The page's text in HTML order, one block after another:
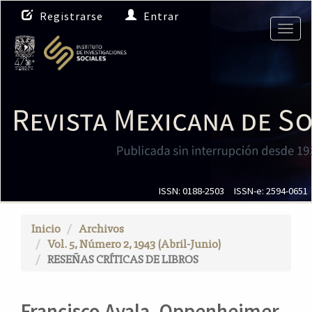
N
a
v
e
g
i
ó
n
c
Registrarse Entrar
ISSN: 0188-2503 ISSN-e: 2594-0651
Inicio
Archivos
Vol. 5, Número 2, 1943 (Abril-Junio)
RESEÑAS CRÍTICAS DE LIBROS